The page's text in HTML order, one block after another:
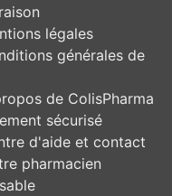
légales
générales de
de ColisPharma
sécurisé
d'aide et contact
pharmacien